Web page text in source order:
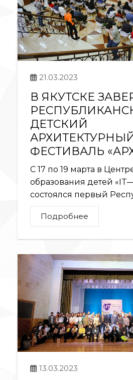
21.03.2023
В ЯКУТСКЕ
ДЕТСКИЙ
ФЕСТИВАЛЬ
С 17 по 19 марта в
образования детей
состоялся первый
Подробнее
13.03.2023